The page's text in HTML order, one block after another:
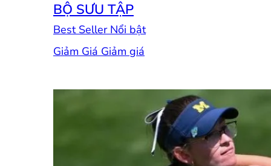
BỘ SƯU TẬP
Best Seller
Giảm Giá